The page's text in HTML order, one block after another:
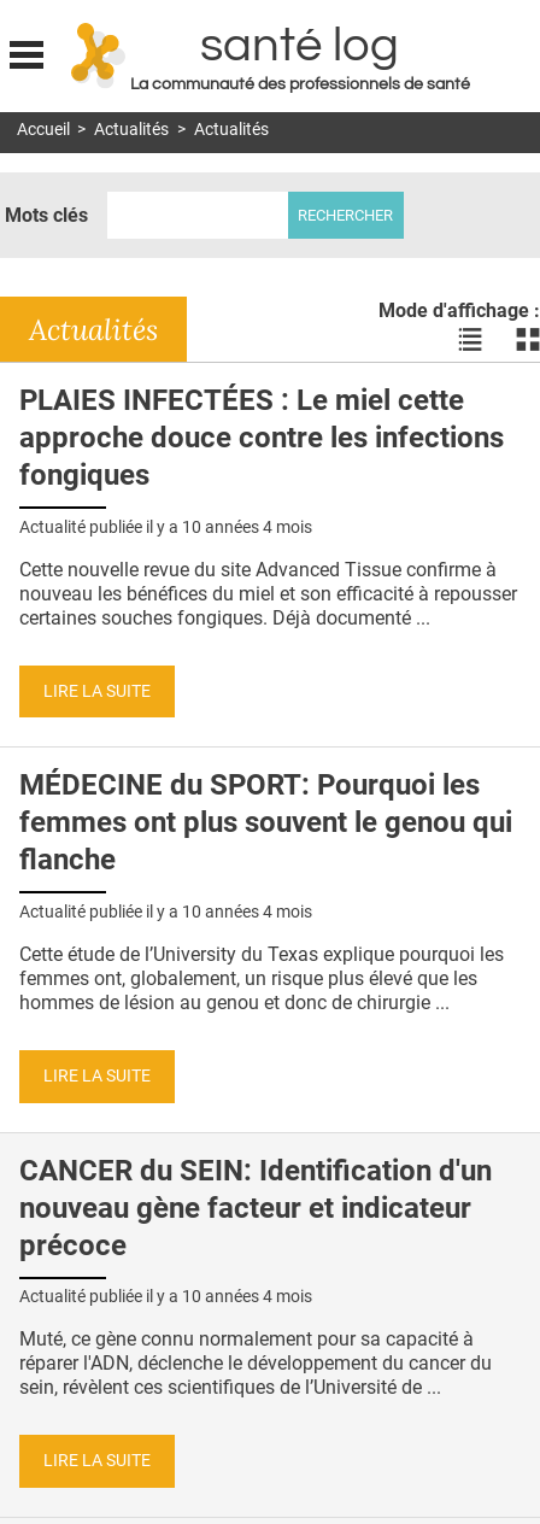
Jump to navigation
santé log
La communauté des professionnels de santé
MON COMPTE
DOSSIERS
RÉSEAUX
E-REVUE SAD
THÉMA
L'APP
PUBLICITÉ
CONTACT
Accueil > Actualités > Actualités
Mots clés
Mode d'affichage :
Voir
les
en
liste
les
Actualités
PLAIES INFECTÉES : Le miel cette
approche douce contre les infections
fongiques
Actualité publiée il y a 10 années 4 mois
Cette nouvelle revue du site Advanced Tissue confirme à
nouveau les bénéfices du miel et son efficacité à repousser
certaines souches fongiques. Déjà documenté ...
LIRE LA SUITE
MÉDECINE du SPORT: Pourquoi les
femmes ont plus souvent le genou qui
flanche
Actualité publiée il y a 10 années 4 mois
Cette étude de l’University du Texas explique pourquoi les
femmes ont, globalement, un risque plus élevé que les
hommes de lésion au genou et donc de chirurgie ...
LIRE LA SUITE
CANCER du SEIN: Identification d'un
nouveau gène facteur et indicateur
précoce
Actualité publiée il y a 10 années 4 mois
Muté, ce gène connu normalement pour sa capacité à
réparer l'ADN, déclenche le développement du cancer du
sein, révèlent ces scientifiques de l’Université de ...
LIRE LA SUITE